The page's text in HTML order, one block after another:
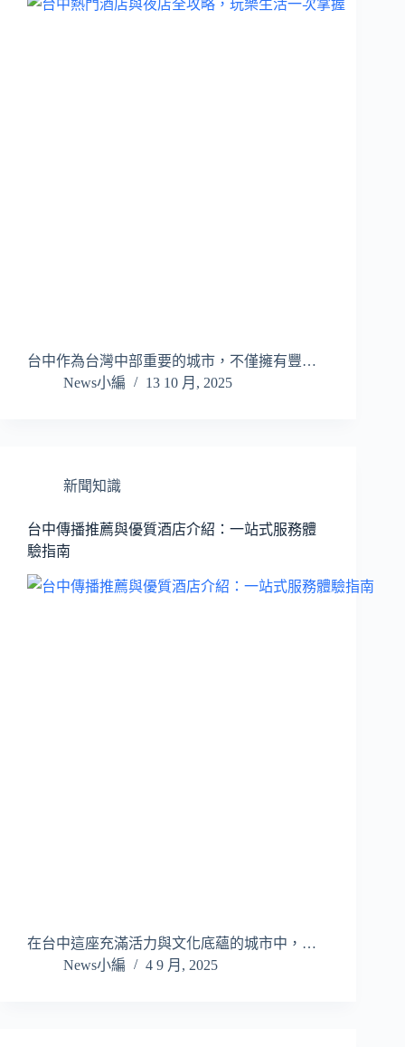
台中作為台灣中部重要的城市，不僅擁有豐…
News小編
13 10 月, 2025
新聞知識
台中傳播推薦與優質酒店介紹：一站式服務體
驗指南
在台中這座充滿活力與文化底蘊的城市中，…
News小編
4 9 月, 2025